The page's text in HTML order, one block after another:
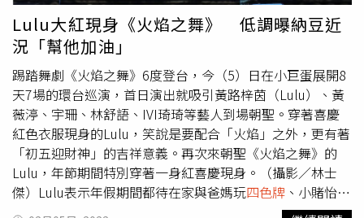
Lulu大紅現身《火焰之舞》 低調曝納豆近
況「幫他加油」
踢踏舞劇《火焰之舞》6度登台，今（5）日在小巨蛋展開8
天7場的環台巡演，首日演出就吸引黃路梓茵（Lulu）、黃
薇渟、宇珊、林舒語、IVI琦琦等藝人到場朝聖。穿著喜慶
紅色衣服現身的Lulu，笑說是要配合「火焰」之外，更有著
「初五迎財神」的吉祥意義。再次來朝聖《火焰之舞》的
Lulu，年節期間特別穿著一身紅喜慶現身。（攝影／林士
傑）Lulu表示年假期間都待在家與爸媽玩四色牌 、小賭怡
情，孝順的她更透露：「輸了一、兩千，爸媽把紅包錢都贏